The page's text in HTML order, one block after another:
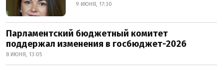
9 ИЮНЯ, 17:30
Парламентский бюджетный комитет
поддержал изменения в госбюджет-2026
8 ИЮНЯ, 13:05